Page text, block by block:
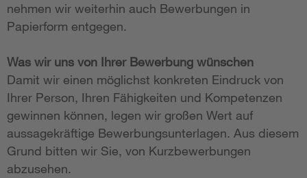
nehmen wir weiterhin auch Bewerbungen in
Papierform entgegen.
Was wir uns von Ihrer Bewerbung wünschen
Damit wir einen möglichst konkreten Eindruck von
Ihrer Person, Ihren Fähigkeiten und Kompetenzen
gewinnen können, legen wir großen Wert auf
aussagekräftige Bewerbungsunterlagen. Aus diesem
Grund bitten wir Sie, von Kurzbewerbungen
abzusehen.